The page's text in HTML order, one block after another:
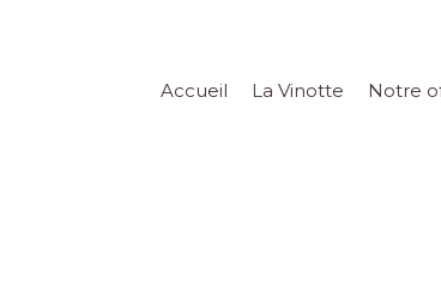
Accueil La Vinotte Notre